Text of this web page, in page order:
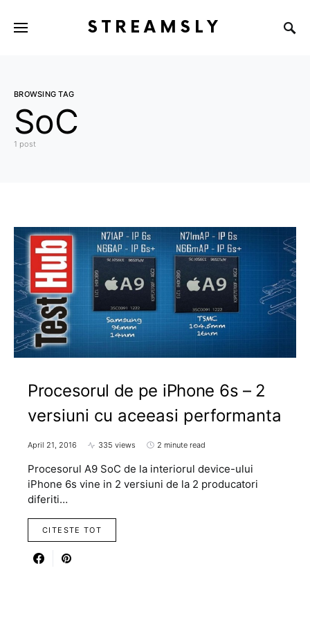
STREAMSLY
BROWSING TAG
SoC
1 post
Procesorul de pe iPhone 6s – 2
versiuni cu aceeasi performanta
April 21, 2016 335 views 2 minute read
Procesorul A9 SoC de la interiorul device-ului
iPhone 6s vine in 2 versiuni de la 2 producatori
diferiti…
CITESTE TOT